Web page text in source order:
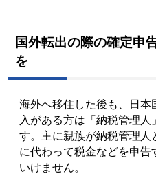
国外転出の際の確定申
を
海外へ移住した後も、日
入がある方は「納税管理
す。主に親族が納税管理
に代わって税金などを申
いけません。